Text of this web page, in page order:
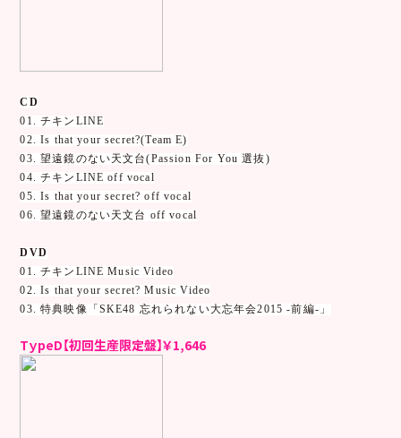
CD
01. チキンLINE
02. Is that your secret?(Team E)
03. 望遠鏡のない天文台(Passion For You 選抜)
04. チキンLINE off vocal
05. Is that your secret? off vocal
06. 望遠鏡のない天文台 off vocal
DVD
01. チキンLINE Music Video
02. Is that your secret? Music Video
03. 特典映像「SKE48 忘れられない大忘年会2015 -前編-」
TｙpeD【初回生産限定盤】￥1,646